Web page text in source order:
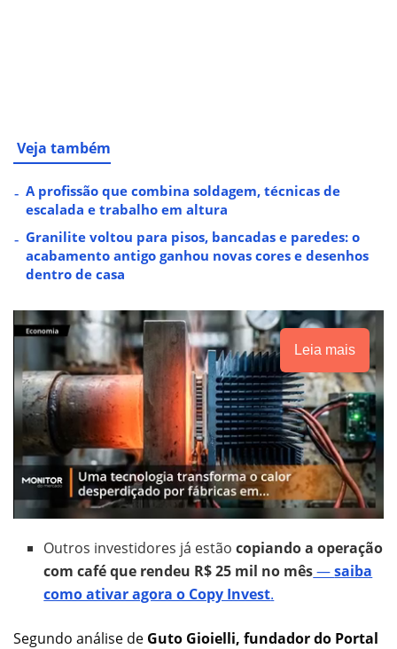
Veja também
A profissão que combina soldagem, técnicas de
escalada e trabalho em altura
Granilite voltou para pisos, bancadas e paredes: o
acabamento antigo ganhou novas cores e desenhos
dentro de casa
Leia mais
Outros investidores já estão copiando a operação
com café que rendeu R$ 25 mil no mês—saiba
como ativar agora o Copy Invest.
Segundo análise de Guto Gioielli, fundador do Portal